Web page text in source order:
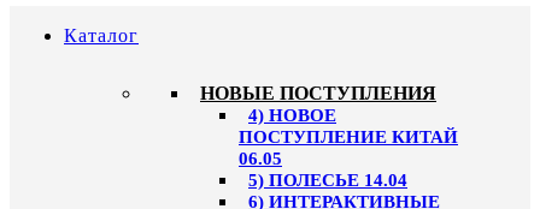
Каталог
НОВЫЕ ПОСТУПЛЕНИЯ
4) НОВОЕ
ПОСТУПЛЕНИЕ КИТАЙ
06.05
5) ПОЛЕСЬЕ 14.04
6) ИНТЕРАКТИВНЫЕ